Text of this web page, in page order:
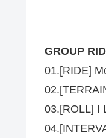
GROUP
01.[RIDE]
03.[ROLL] I